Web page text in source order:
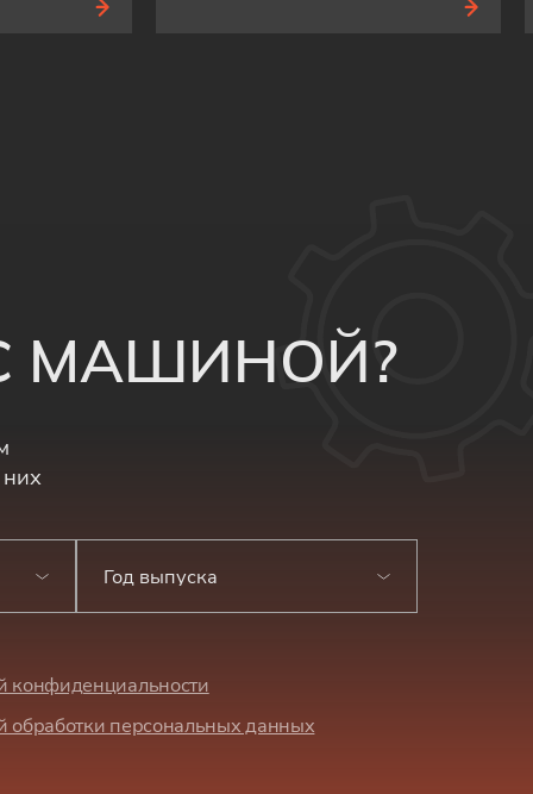
МАШИНОЙ?
Год выпуска
конфиденциальности
обработки персональных данных